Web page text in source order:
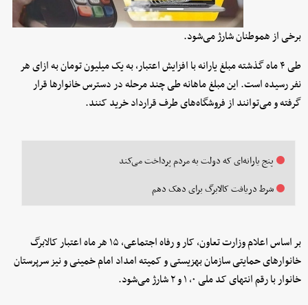
برخی از هموطنان شارژ می‌شود.
طی ۴ ماه گذشته مبلغ یارانه با افزایش اعتبار، به یک میلیون تومان به ازای هر
نفر رسیده است. این مبلغ ماهانه طی چند مرحله در دسترس خانوارها قرار
گرفته و می‌توانند از فروشگاه‌های طرف قرارداد خرید کنند.
پنج یارانه‎‌ای که دولت به مردم پرداخت می‌کند
شرط دریافت کالابرگ برای دهک دهم
بر اساس اعلام وزارت تعاون، کار و رفاه اجتماعی، ۱۵ هر ماه اعتبار کالابرگ
خانوارهای حمایتی سازمان بهزیستی و کمیته امداد امام خمینی و نیز سرپرستان
خانوار با رقم انتهای کد ملی ۰، ۱ و ۲ شارژ می‌شود.